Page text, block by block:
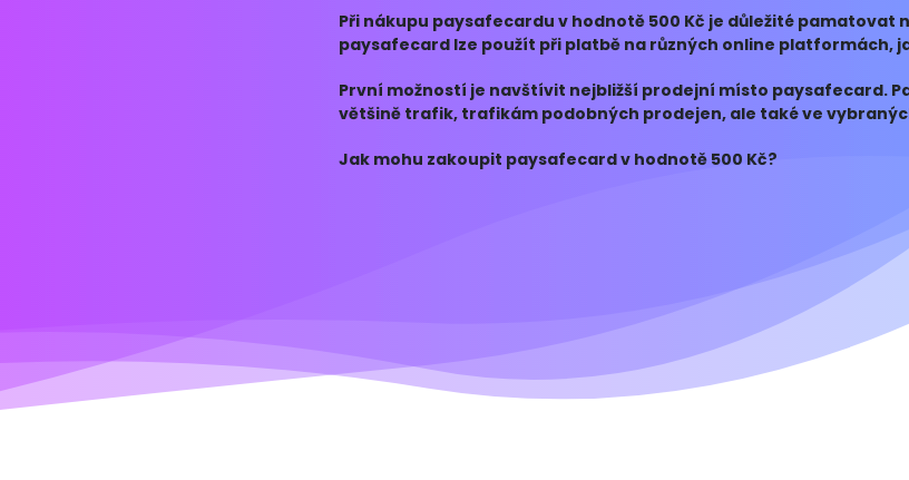
Při nákupu paysafecardu v hodnotě 500 Kč je důležité pamatovat
paysafecard lze použít při platbě na různých online platformách,
První možností je navštívit nejbližší prodejní místo paysafecard.
většině trafik, trafikám podobných prodejen, ale také ve
Jak mohu zakoupit paysafecard v hodnotě 500 Kč?